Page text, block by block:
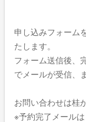
申し込みフォーム
たします。
フォーム送信後、
でメールが受信、
お問い合わせは桂
※予約完了 メール